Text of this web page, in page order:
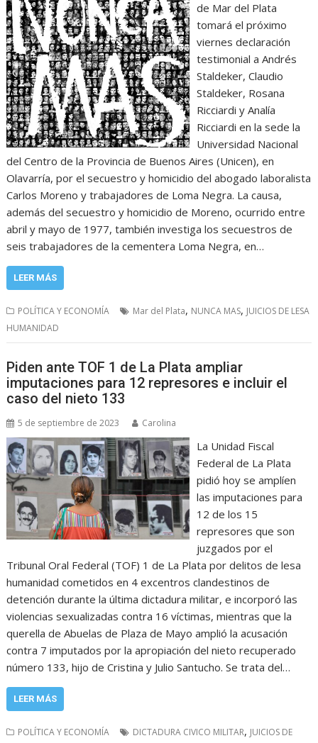
de Mar del Plata
tomará el próximo
viernes declaración
testimonial a Andrés
Staldeker, Claudio
Staldeker, Rosana
Ricciardi y Analía
Ricciardi en la sede la
Universidad Nacional
del Centro de la Provincia de Buenos Aires (Unicen), en
Olavarría, por el secuestro y homicidio del abogado laboralista
Carlos Moreno y trabajadores de Loma Negra. La causa,
además del secuestro y homicidio de Moreno, ocurrido entre
abril y mayo de 1977, también investiga los secuestros de
seis trabajadores de la cementera Loma Negra, en…
LEER MÁS
POLÍTICA Y ECONOMÍA Mar del Plata, NUNCA MAS, JUICIOS DE LESA
HUMANIDAD
Piden ante TOF 1 de La Plata ampliar
imputaciones para 12 represores e incluir el
caso del nieto 133
5 de septiembre de 2023 Carolina
La Unidad Fiscal
Federal de La Plata
pidió hoy se amplíen
las imputaciones para
12 de los 15
represores que son
juzgados por el
Tribunal Oral Federal (TOF) 1 de La Plata por delitos de lesa
humanidad cometidos en 4 excentros clandestinos de
detención durante la última dictadura militar, e incorporó las
violencias sexualizadas contra 16 víctimas, mientras que la
querella de Abuelas de Plaza de Mayo amplió la acusación
contra 7 imputados por la apropiación del nieto recuperado
número 133, hijo de Cristina y Julio Santucho. Se trata del…
LEER MÁS
POLÍTICA Y ECONOMÍA DICTADURA CIVICO MILITAR, JUICIOS DE